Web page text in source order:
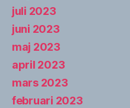
juli 2023
juni 2023
maj 2023
april 2023
mars 2023
februari 2023